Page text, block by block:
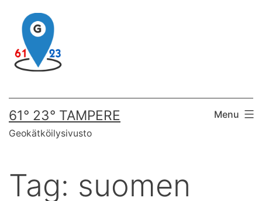
content
61° 23° TAMPERE
Geokätköilysivusto
Menu
Tag: suomen